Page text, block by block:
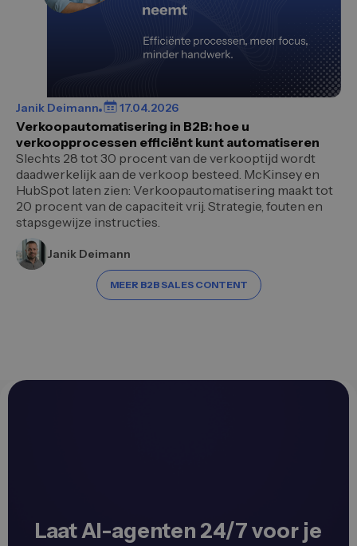
Janik Deimann 17.04.2026
Verkoopautomatisering in B2B: hoe u
verkoopprocessen efficiënt kunt automatiseren
Slechts 28 tot 30 procent van de verkooptijd wordt
daadwerkelijk aan de verkoop besteed. McKinsey en
HubSpot laten zien: Verkoopautomatisering maakt tot
20 procent van de capaciteit vrij. Strategie, fouten en
stapsgewijze instructies.
Janik Deimann
MEER B2B SALES CONTENT
Laat AI-agenten 24/7 voor je